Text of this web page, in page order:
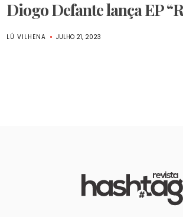
Diogo Defante lança EP
LÚ VILHENA JULHO 21, 2023